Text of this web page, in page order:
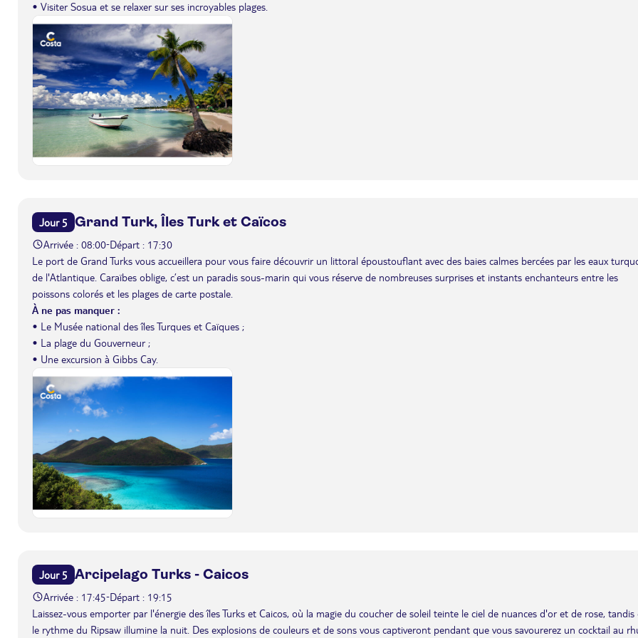
• Visiter Sosua et se relaxer sur ses incroyables plages.
Jour 5 Grand Turk, Îles Turk et Caïcos
Arrivée : 08:00-Départ : 17:30
Le port de Grand Turks vous accueillera pour vous faire découvrir un littoral époustouflant avec des baies calmes bercées par les eaux
de l'Atlantique. Caraïbes oblige, c’est un paradis sous-marin qui vous réserve de nombreuses surprises et instants enchanteurs entre les
poissons colorés et les plages de carte postale.
À ne pas manquer :
• Le Musée national des îles Turques et Caïques ;
• La plage du Gouverneur ;
• Une excursion à Gibbs Cay.
Jour 5 Arcipelago Turks - Caicos
Arrivée : 17:45-Départ : 19:15
Laissez-vous emporter par l'énergie des îles Turks et Caicos, où la magie du coucher de soleil teinte le ciel de nuances d'or et de rose, tandis
le rythme du Ripsaw illumine la nuit. Des explosions de couleurs et de sons vous captiveront pendant que vous savourerez un cocktail au